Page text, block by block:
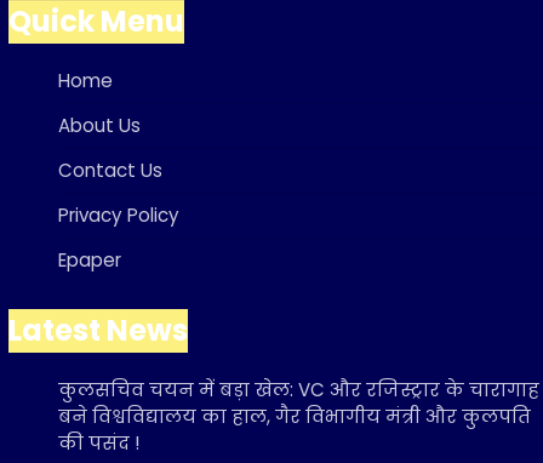
Quick Menu
Home
About Us
Contact Us
Privacy Policy
Epaper
Latest News
कुलसचिव चयन में बड़ा खेल: VC और रजिस्ट्रार के चारागाह
बने विश्वविद्यालय का हाल, गैर विभागीय मंत्री और कुलपति
की पसंद !